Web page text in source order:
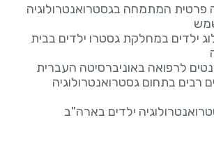
המתמחה בגסטרואנטרולוגיה
ילדים במחלקת גסטרו ילדים בבית
לרפואה באוניברסיטה העברית
רבים בתחום גסטרואנטרולוגיה
ילדים בארה"ב